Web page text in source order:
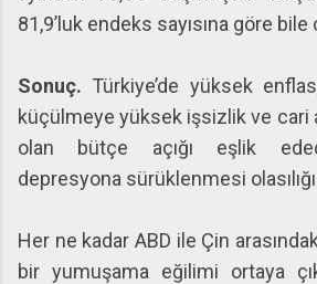
81,9’luk endeks sayısına göre bile
Sonuç. Türkiye’de yüksek
küçülmeye yüksek işsizlik ve cari
olan bütçe açığı eşlik
depresyona sürüklenmesi
Her ne kadar ABD ile Çin
bir yumuşama eğilimi ortaya